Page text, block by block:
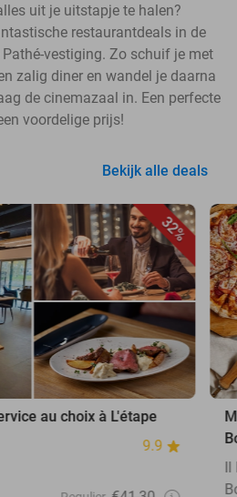
uit je uitstapje te halen?
restaurantdeals in de
vestiging. Zo schuif je met
zalig diner en wandel je daarna
de cinemazaal in. Een perfecte
voordelige prijs!
Bekijk alle deals
32%
au choix à L'étape
9.9